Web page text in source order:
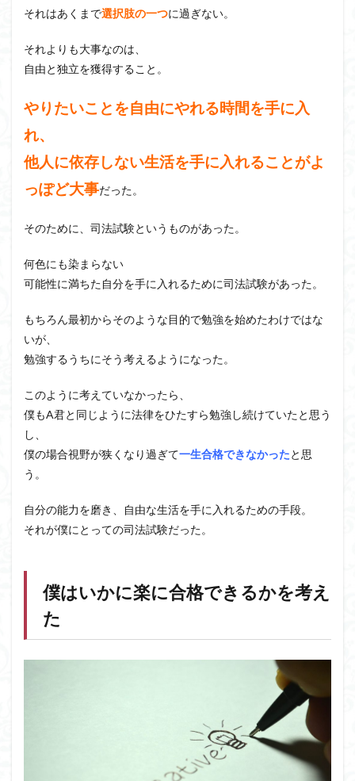
それはあくまで選択肢の一つに過ぎない。
それよりも大事なのは、
自由と独立を獲得すること。
やりたいことを自由にやれる時間を手に入
れ、
他人に依存しない生活を手に入れることがよ
っぽど大事だった。
そのために、司法試験というものがあった。
何色にも染まらない
可能性に満ちた自分を手に入れるために司法試験があった。
もちろん最初からそのような目的で勉強を始めたわけではな
いが、
勉強するうちにそう考えるようになった。
このように考えていなかったら、
僕もA君と同じように法律をひたすら勉強し続けていたと思う
し、
僕の場合視野が狭くなり過ぎて一生合格できなかったと思
う。
自分の能力を磨き、自由な生活を手に入れるための手段。
それが僕にとっての司法試験だった。
僕はいかに楽に合格できるかを考え
た